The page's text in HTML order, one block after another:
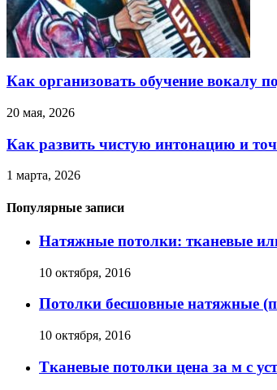
Как организовать обучение вокалу
20 мая, 2026
Как развить чистую интонацию и
1 марта, 2026
Популярные записи
Натяжные потолки: тканевые
10 октября, 2016
Потолки бесшовные натяжные
10 октября, 2016
Тканевые потолки цена за м с